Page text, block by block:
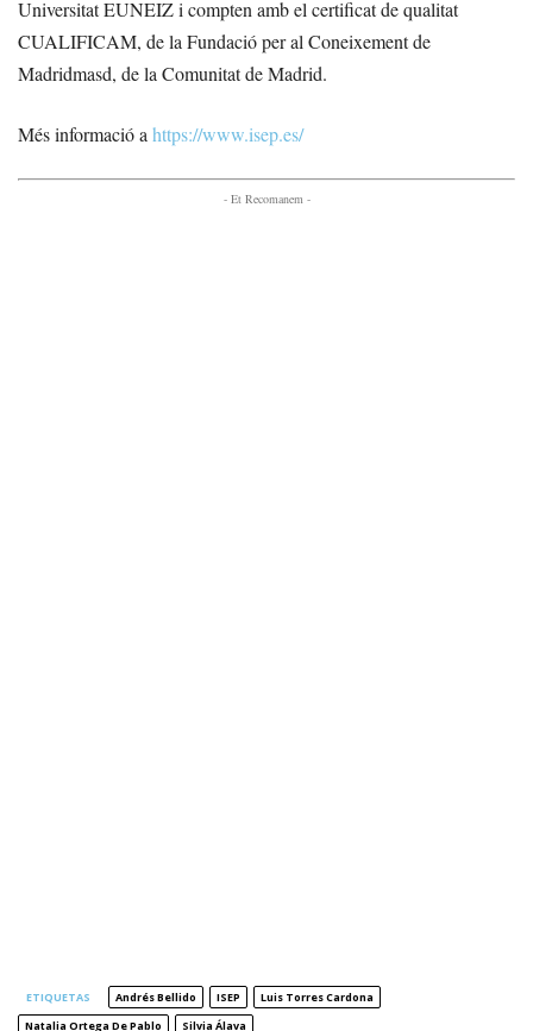
Universitat EUNEIZ i compten amb el certificat de qualitat
CUALIFICAM, de la Fundació per al Coneixement de
Madridmasd, de la Comunitat de Madrid.
Més informació ahttps://www.isep.es/
- Et Recomanem -
ETIQUETAS Andrés Bellido ISEP
Luis Torres Cardona
Natalia Ortega De Pablo
Silvia Álava